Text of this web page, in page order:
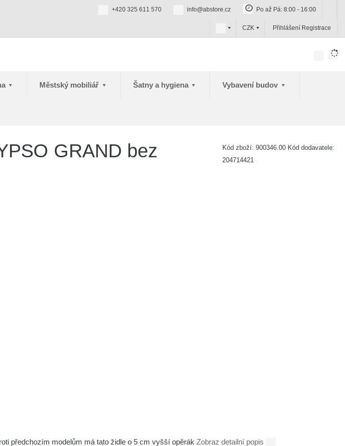
+420 325 611 570 info@abstore.cz Po až Pá: 8:00 - 16:00
c
z
CZK Přihlášení Registrace
Městský mobiliář Šatny a hygiena Vybavení budov
GRAND bez
Kód zboží: 900346.00 Kód dodavatele:
204714421
předchozím modelům má tato židle o 5 cm vyšší opěrák Zobraz detailní popis